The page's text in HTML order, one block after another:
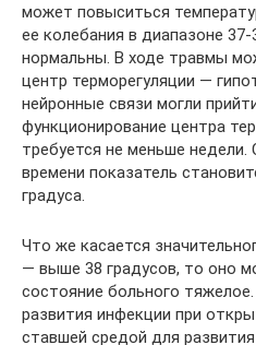
может повыситься
ее колебания в диапазоне
нормальны. В ходе травмы
центр терморегуляции —
нейронные связи могли
функционирование центра
требуется не меньше
времени показатель
градуса.
Что же касается
— выше 38 градусов, то оно
состояние больного
развития инфекции при
ставшей средой для